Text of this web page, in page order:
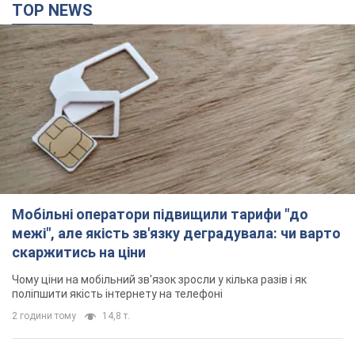
TOP NEWS
Мобільні оператори підвищили тарифи "до
межі", але якість зв'язку деградувала: чи варто
скаржитись на ціни
Чому ціни на мобільний зв'язок зросли у кілька разів і як
поліпшити якість інтернету на телефоні
2 години тому 14,8 т.